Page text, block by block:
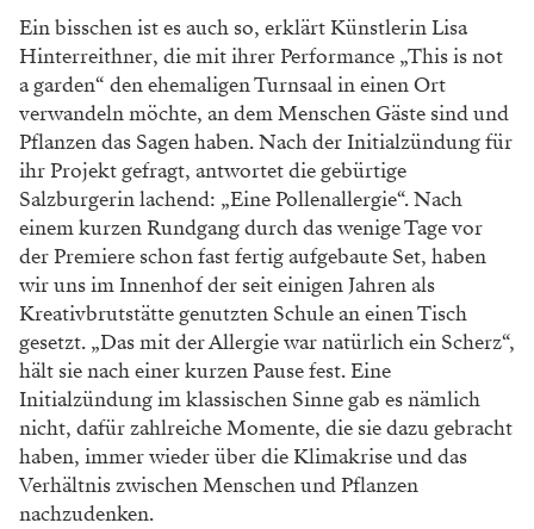
Ein bisschen ist es auch so, erklärt Künstlerin Lisa
Hinterreithner, die mit ihrer Performance „This is not
a garden“ den ehemaligen Turnsaal in einen Ort
verwandeln möchte, an dem Menschen Gäste sind und
Pflanzen das Sagen haben. Nach der Initialzündung für
ihr Projekt gefragt, antwortet die gebürtige
Salzburgerin lachend: „Eine Pollenallergie“. Nach
einem kurzen Rundgang durch das wenige Tage vor
der Premiere schon fast fertig aufgebaute Set, haben
wir uns im Innenhof der seit einigen Jahren als
Kreativbrutstätte genutzten Schule an einen Tisch
gesetzt. „Das mit der Allergie war natürlich ein Scherz“,
hält sie nach einer kurzen Pause fest. Eine
Initialzündung im klassischen Sinne gab es nämlich
nicht, dafür zahlreiche Momente, die sie dazu gebracht
haben, immer wieder über die Klimakrise und das
Verhältnis zwischen Menschen und Pflanzen
nachzudenken.